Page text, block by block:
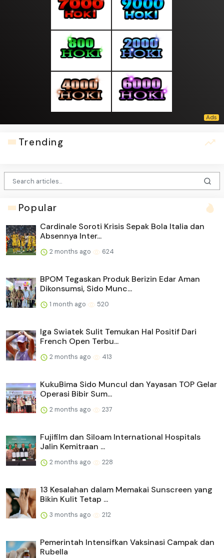
Trending
Popular
Cardinale Soroti Krisis Sepak Bola Italia dan
Absennya Inter...
2 months ago 624
BPOM Tegaskan Produk Berizin Edar Aman
Dikonsumsi, Sido Munc...
1 month ago 520
Iga Swiatek Sulit Temukan Hal Positif Dari
French Open Terbu...
2 months ago 413
KukuBima Sido Muncul dan Yayasan TOP Gelar
Operasi Bibir Sum...
2 months ago 237
Fujifilm dan Siloam International Hospitals
Jalin Kemitraan ...
2 months ago 228
13 Kesalahan dalam Memakai Sunscreen yang
Bikin Kulit Tetap ...
3 months ago 212
Pemerintah Intensifkan Vaksinasi Campak dan
Rubella